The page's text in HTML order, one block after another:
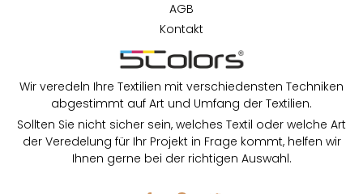
Wir veredeln Ihre Textilien mit verschiedensten Techniken
abgestimmt auf Art und Umfang der Textilien.
Sollten Sie nicht sicher sein, welches Textil oder welche Art
der Veredelung für Ihr Projekt in Frage kommt, helfen wir
Ihnen gerne bei der richtigen Auswahl.
AGB
Kontakt